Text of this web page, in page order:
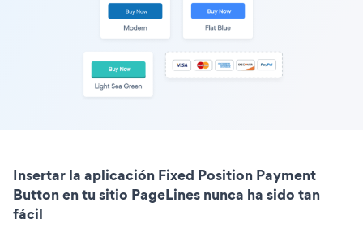
Insertar la aplicación Fixed Position Payment
Button en tu sitio PageLines nunca ha sido tan
fácil